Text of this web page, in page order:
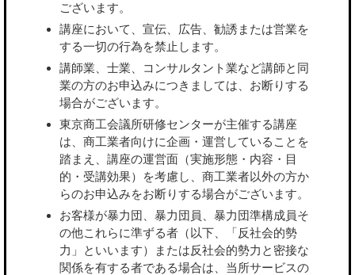
ございます。
講座において、宣伝、広告、勧誘または営業を
する一切の行為を禁止します。
講師業、士業、コンサルタント業など講師と同
業の方のお申込みにつきましては、お断りする
場合がございます。
東京商工会議所研修センターが主催する講座
は、商工業者向けに企画・運営していることを
踏まえ、講座の運営面（実施形態・内容・目
的・受講効果）を考慮し、商工業者以外の方か
らのお申込みをお断りする場合がございます。
お客様が暴力団、暴力団員、暴力団準構成員そ
の他これらに準ずる者（以下、「反社会的勢
力」といいます）または反社会的勢力と密接な
関係を有する者である場合は、当所サービスの